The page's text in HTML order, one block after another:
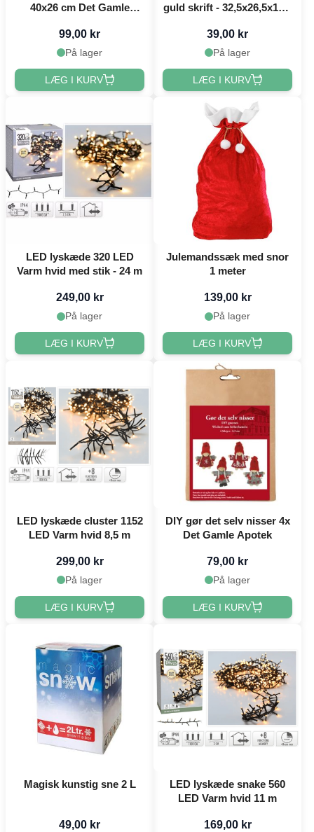
40x26 cm Det Gamle
99,00 kr
På lager
LÆG I KURV
guld skrift - 32,5x26,5x11,5
39,00 kr
På lager
LÆG I KURV
LED lyskæde 320 LED
Varm hvid med stik - 24 m
249,00 kr
På lager
LÆG I KURV
Julemandssæk med snor
1 meter
139,00 kr
På lager
LÆG I KURV
LED lyskæde cluster 1152
LED Varm hvid 8,5 m
299,00 kr
På lager
LÆG I KURV
DIY gør det selv nisser 4x
Det Gamle Apotek
79,00 kr
På lager
LÆG I KURV
Magisk kunstig sne 2 L
49,00 kr
LED lyskæde snake 560
LED Varm hvid 11 m
169,00 kr